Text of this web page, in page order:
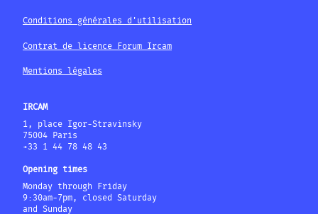
Conditions générales d'utilisation
Contrat de licence Forum Ircam
Mentions légales
IRCAM
1, place Igor-Stravinsky
75004 Paris
+33 1 44 78 48 43
Opening times
Monday through Friday
9:30am-7pm, closed Saturday
and Sunday